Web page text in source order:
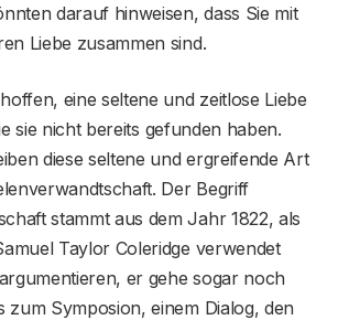
darauf hinweisen, dass Sie mit
Liebe zusammen sind.
eine seltene und zeitlose Liebe
sie nicht bereits gefunden haben.
diese seltene und ergreifende Art
Der Begriff
stammt aus dem Jahr 1822, als
Taylor Coleridge verwendet
er gehe sogar noch
zum Symposion, einem Dialog, den